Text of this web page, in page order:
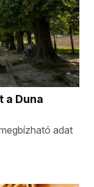
a Duna
adat